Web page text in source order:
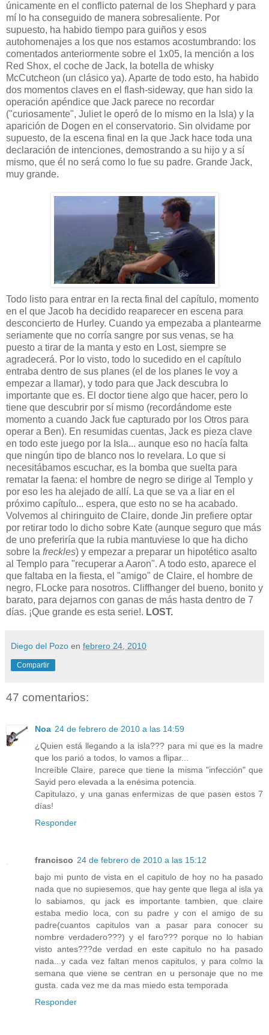
únicamente en el conflicto paternal de los Shephard y para
mí lo ha conseguido de manera sobresaliente. Por
supuesto, ha habido tiempo para guiños y esos
autohomenajes a los que nos estamos acostumbrando: los
comentados anteriormente sobre el 1x05, la mención a los
Red Shox, el coche de Jack, la botella de whisky
McCutcheon (un clásico ya). Aparte de todo esto, ha habido
dos momentos claves en el flash-sideway, que han sido la
operación apéndice que Jack parece no recordar
("curiosamente", Juliet le operó de lo mismo en la Isla) y la
aparición de Dogen en el conservatorio. Sin olvidame por
supuesto, de la escena final en la que Jack hace toda una
declaración de intenciones, demostrando a su hijo y a sí
mismo, que él no será como lo fue su padre. Grande Jack,
muy grande.
Todo listo para entrar en la recta final del capítulo, momento
en el que Jacob ha decidido reaparecer en escena para
desconcierto de Hurley. Cuando ya empezaba a plantearme
seriamente que no corría sangre por sus venas, se ha
puesto a tirar de la manta y esto en Lost, siempre se
agradecerá. Por lo visto, todo lo sucedido en el capítulo
entraba dentro de sus planes (el de los planes le voy a
empezar a llamar), y todo para que Jack descubra lo
importante que es. El doctor tiene algo que hacer, pero lo
tiene que descubrir por sí mismo (recordándome este
momento a cuando Jack fue capturado por los Otros para
operar a Ben). En resumidas cuentas, Jack es pieza clave
en todo este juego por la Isla... aunque eso no hacía falta
que ningún tipo de blanco nos lo revelara. Lo que si
necesitábamos escuchar, es la bomba que suelta para
rematar la faena: el hombre de negro se dirige al Templo y
por eso les ha alejado de allí. La que se va a liar en el
próximo capítulo... espera, que esto no se ha acabado.
Volvemos al chiringuito de Claire, donde Jin prefiere optar
por retirar todo lo dicho sobre Kate (aunque seguro que más
de uno preferiría que la rubia mantuviese lo que ha dicho
sobre la freckles) y empezar a preparar un hipotético asalto
al Templo para "recuperar a Aaron". A todo esto, aparece el
que faltaba en la fiesta, el "amigo" de Claire, el hombre de
negro, FLocke para nosotros. Cliffhanger del bueno, bonito y
barato, para dejarnos con ganas de más hasta dentro de 7
días. ¡Que grande es esta serie!. LOST.
Diego del Pozo en febrero 24, 2010
Compartir
47 comentarios:
Noa 24 de febrero de 2010 a las 14:59
¿Quien está llegando a la isla??? para mi que es la madre
que los parió a todos, lo vamos a flipar...
Increíble Claire, parece que tiene la misma "infección" que
Sayid pero elevada a la enésima potencia.
Capitulazo, y una ganas enfermizas de que pasen estos 7
días!
Responder
francisco 24 de febrero de 2010 a las 15:12
bajo mi punto de vista en el capitulo de hoy no ha pasado
nada que no supiesemos, que hay gente que llega al isla ya
lo sabiamos, qu jack es importante tambien, que claire
estaba medio loca, con su padre y con el amigo de su
padre(cuantos capitulos van a pasar para conocer su
nombre verdadero???) y el faro??? porque no lo habian
visto antes???de verdad en este capitulo no ha pasado
nada...y cada vez faltan menos capitulos, y para colmo la
semana que viene se centran en u personaje que no me
gusta. cada vez me da mas miedo esta temporada
Responder